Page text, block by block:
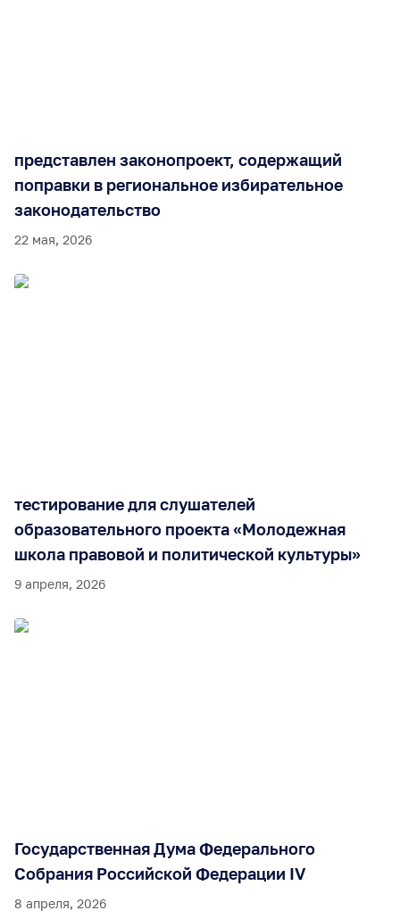
представлен законопроект, содержащий
поправки в региональное избирательное
законодательство
22 мая, 2026
тестирование для слушателей
образовательного проекта «Молодежная
школа правовой и политической культуры»
9 апреля, 2026
Государственная Дума Федерального
Собрания Российской Федерации IV
8 апреля, 2026